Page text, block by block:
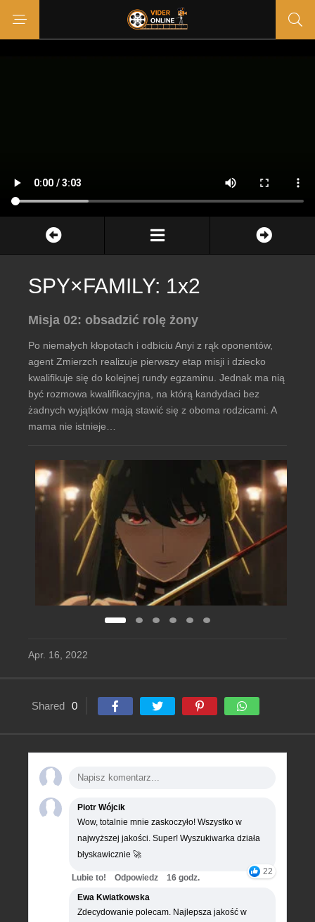
SPY×FAMILY: 1x2
Misja 02: obsadzić rolę żony
Po niemałych kłopotach i odbiciu Anyi z rąk oponentów,
agent Zmierzch realizuje pierwszy etap misji i dziecko
kwalifikuje się do kolejnej rundy egzaminu. Jednak ma nią
być rozmowa kwalifikacyjna, na którą kandydaci bez
żadnych wyjątków mają stawić się z oboma rodzicami. A
mama nie istnieje…
Apr. 16, 2022
Shared 0
Piotr Wójcik
Wow, totalnie mnie zaskoczyło! Wszystko w
najwyższej jakości. Super! Wyszukiwarka działa
błyskawicznie 🚀
22
Lubie to! Odpowiedz
16 godz.
Ewa Kwiatkowska
Zdecydowanie polecam. Najlepsza jakość w